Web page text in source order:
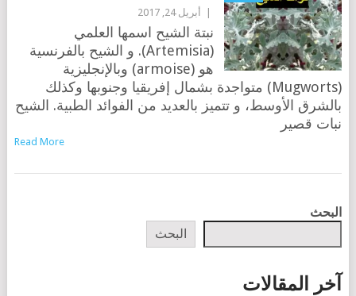
أبريل 24, 2017
نبتة الشيح اسمها العلمي
(Artemisia). و الشيح بالفرنسية
هو (armoise) وبالإنجليزية
(Mugworts) متواجدة بشمال إفريقيا وجنوبها وكذلك
بالشرق الأوسط، و تتميز بالعديد من الفوائد الطبية. الشيح
نبات قصير
Read More
POSTS
البحث
البحث
آخر المقالات